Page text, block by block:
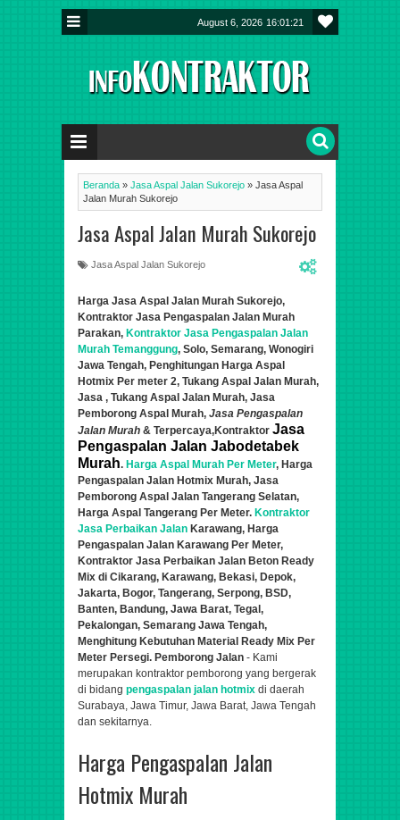
August 6, 2026 16:01:22
Beranda » Jasa Aspal Jalan Sukorejo » Jasa Aspal
Jalan Murah Sukorejo
Jasa Aspal Jalan Murah Sukorejo
Jasa Aspal Jalan Sukorejo
Harga Jasa Aspal Jalan Murah Sukorejo,
Kontraktor Jasa Pengaspalan Jalan Murah
Parakan, Kontraktor Jasa Pengaspalan Jalan
Murah Temanggung, Solo, Semarang, Wonogiri
Jawa Tengah, Penghitungan Harga Aspal
Hotmix Per meter 2, Tukang Aspal Jalan Murah,
Jasa , Tukang Aspal Jalan Murah, Jasa
Pemborong Aspal Murah, Jasa Pengaspalan
Jalan Murah & Terpercaya,Kontraktor Jasa
Pengaspalan Jalan Jabodetabek
Murah. Harga Aspal Murah Per Meter, Harga
Pengaspalan Jalan Hotmix Murah, Jasa
Pemborong Aspal Jalan Tangerang Selatan,
Harga Aspal Tangerang Per Meter. Kontraktor
Jasa Perbaikan Jalan Karawang, Harga
Pengaspalan Jalan Karawang Per Meter,
Kontraktor Jasa Perbaikan Jalan Beton Ready
Mix di Cikarang, Karawang, Bekasi, Depok,
Jakarta, Bogor, Tangerang, Serpong, BSD,
Banten, Bandung, Jawa Barat, Tegal,
Pekalongan, Semarang Jawa Tengah,
Menghitung Kebutuhan Material Ready Mix Per
Meter Persegi. Pemborong Jalan - Kami
merupakan kontraktor pemborong yang bergerak
di bidang pengaspalan jalan hotmix di daerah
Surabaya, Jawa Timur, Jawa Barat, Jawa Tengah
dan sekitarnya.
Harga Pengaspalan Jalan
Hotmix Murah